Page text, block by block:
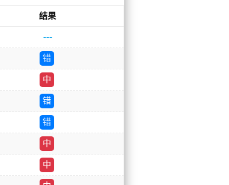
结果
---
错
中
错
错
中
中